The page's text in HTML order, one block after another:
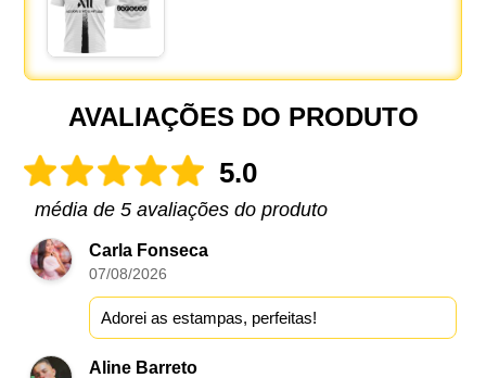
AVALIAÇÕES DO PRODUTO
5.0
média de 5 avaliações do produto
Carla Fonseca
07/08/2026
Adorei as estampas, perfeitas!
Aline Barreto